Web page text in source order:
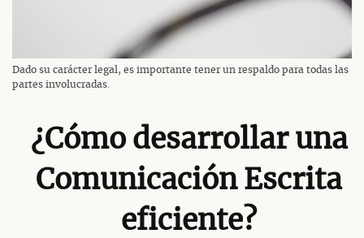
Dado su carácter legal, es importante tener un respaldo para todas las
partes involucradas.
¿Cómo desarrollar una
Comunicación Escrita
eficiente?